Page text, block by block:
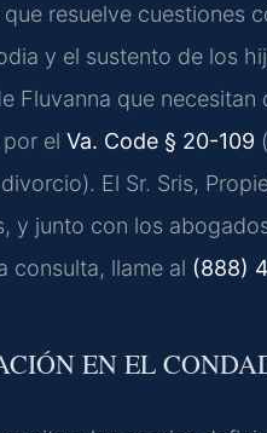
resuelve cuestiones
y el sustento de los
Fluvanna que
el Va. Code § 20-109
El Sr. Sris,
y junto con los
consulta, llame al (888)
EN EL